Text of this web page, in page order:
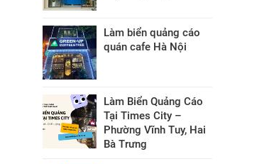
Làm biển quảng cáo
quán cafe Hà Nội
Làm Biển Quảng Cáo
Tại Times City –
Phường Vĩnh Tuy, Hai
Bà Trưng